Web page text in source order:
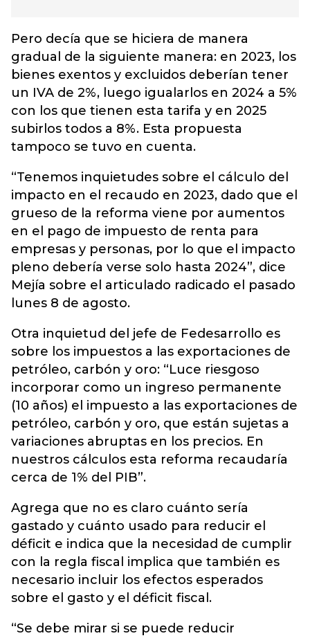
Pero decía que se hiciera de manera
gradual de la siguiente manera: en 2023, los
bienes exentos y excluidos deberían tener
un IVA de 2%, luego igualarlos en 2024 a 5%
con los que tienen esta tarifa y en 2025
subirlos todos a 8%. Esta propuesta
tampoco se tuvo en cuenta.
“Tenemos inquietudes sobre el cálculo del
impacto en el recaudo en 2023, dado que el
grueso de la reforma viene por aumentos
en el pago de impuesto de renta para
empresas y personas, por lo que el impacto
pleno debería verse solo hasta 2024”, dice
Mejía sobre el articulado radicado el pasado
lunes 8 de agosto.
Otra inquietud del jefe de Fedesarrollo es
sobre los impuestos a las exportaciones de
petróleo, carbón y oro: “Luce riesgoso
incorporar como un ingreso permanente
(10 años) el impuesto a las exportaciones de
petróleo, carbón y oro, que están sujetas a
variaciones abruptas en los precios. En
nuestros cálculos esta reforma recaudaría
cerca de 1% del PIB”.
Agrega que no es claro cuánto sería
gastado y cuánto usado para reducir el
déficit e indica que la necesidad de cumplir
con la regla fiscal implica que también es
necesario incluir los efectos esperados
sobre el gasto y el déficit fiscal.
“Se debe mirar si se puede reducir